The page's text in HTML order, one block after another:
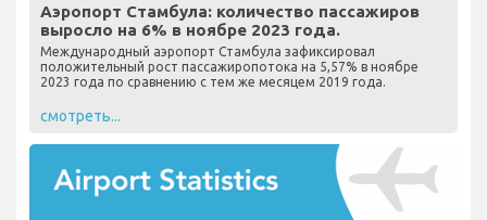
Аэропорт Стамбула: количество пассажиров
выросло на 6% в ноябре 2023 года.
Международный аэропорт Стамбула зафиксировал
положительный рост пассажиропотока на 5,57% в ноябре
2023 года по сравнению с тем же месяцем 2019 года.
смотреть...